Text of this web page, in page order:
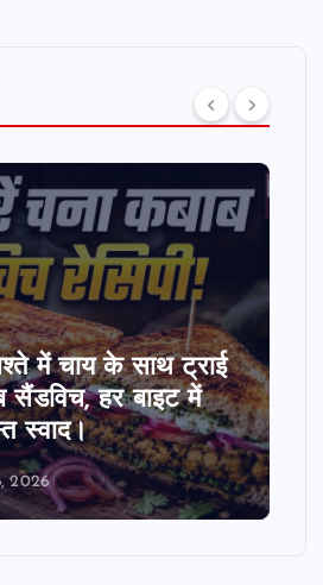
में चाय के साथ ट्राई
सैंडविच, हर बाइट में
स्वाद।
2026